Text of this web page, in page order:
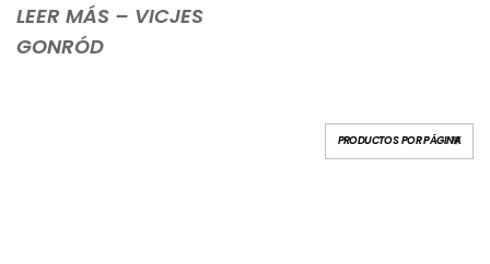
LEER MÁS – VICJES
GONRÓD